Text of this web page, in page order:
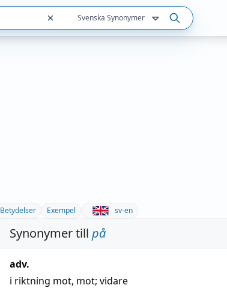
Svenska Synonymer
Betydelser Exempel sv-en
Synonymer till på
adv.
i riktning mot, mot; vidare